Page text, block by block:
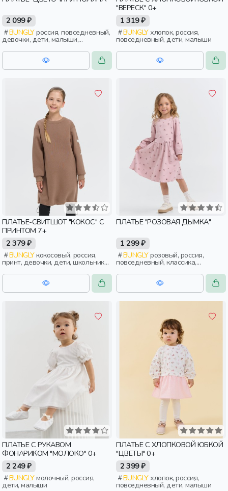
2 099 ₽
BUNGLYроссия, повседневный,
девочки, дети, малыши,
"ВЕРЕСК" 0+
1 319 ₽
BUNGLYхлопок, россия,
повседневный, дети, малыши
ПЛАТЬЕ-СВИТШОТ "КОКОС" С
ПРИНТОМ 7+
2 379 ₽
BUNGLYкокосовый, россия,
принт, девочки, дети, школьники,
подростки
ПЛАТЬЕ "РОЗОВАЯ ДЫМКА"
1 299 ₽
BUNGLYрозовый, россия,
повседневный, классика,
дошкольники
ПЛАТЬЕ С РУКАВОМ
ФОНАРИКОМ "МОЛОКО" 0+
2 249 ₽
BUNGLYмолочный, россия,
дети, малыши
ПЛАТЬЕ С ХЛОПКОВОЙ ЮБКОЙ
"ЦВЕТЫ" 0+
2 399 ₽
BUNGLYхлопок, россия,
повседневный, дети, малыши